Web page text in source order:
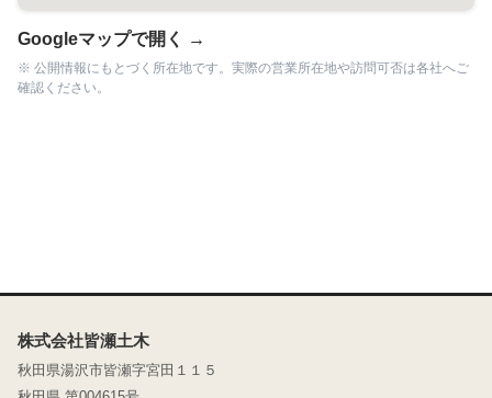
Googleマップで開く →
※ 公開情報にもとづく所在地です。実際の営業所在地や訪問可否は各社へご
確認ください。
株式会社皆瀬土木
秋田県湯沢市皆瀬字宮田１１５